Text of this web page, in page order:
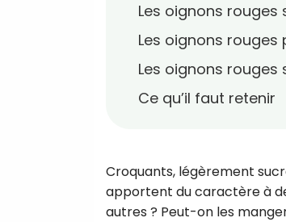
Les oignons rouges
Les oignons
Les oignons rouges
Ce qu’il faut retenir
Croquants, légèrement
apportent du caractère à
autres ? Peut-on les